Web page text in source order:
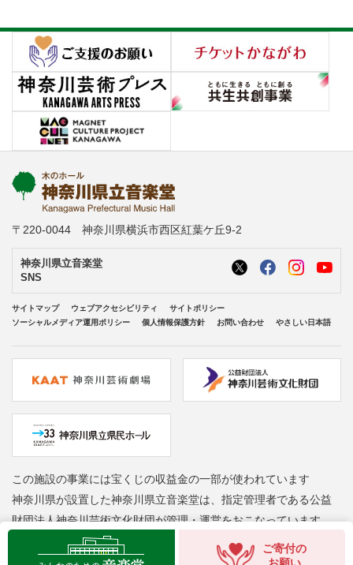
ご寄付の
〒220-0044 神奈川県横浜市西区紅葉ケ丘9-2
神奈川県立音楽堂
SNS
サイトマップ ウェブアクセシビリティ
サイトポリシー
ソーシャルメディア運用ポリシー
個人情報保護方針 お問い合わせ やさしい日本語
この施設の事業には宝くじの収益金の一部が使われています
神奈川県が設置した神奈川県立音楽堂は、指定管理者である公益
財団法人神奈川芸術文化財団が管理・運営をおこなっています
Copyright © Kanagawa Arts Foundation. All rights reserved.